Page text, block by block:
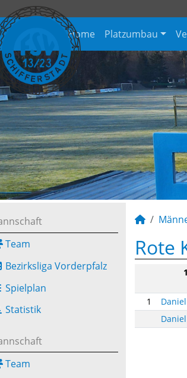
Home Platzumbau
Team
Bezirksliga Vorderpfalz
Spielplan
Statistik
Team
Rote
1